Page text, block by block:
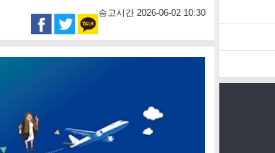
송고시간 2026-06-02 10:30